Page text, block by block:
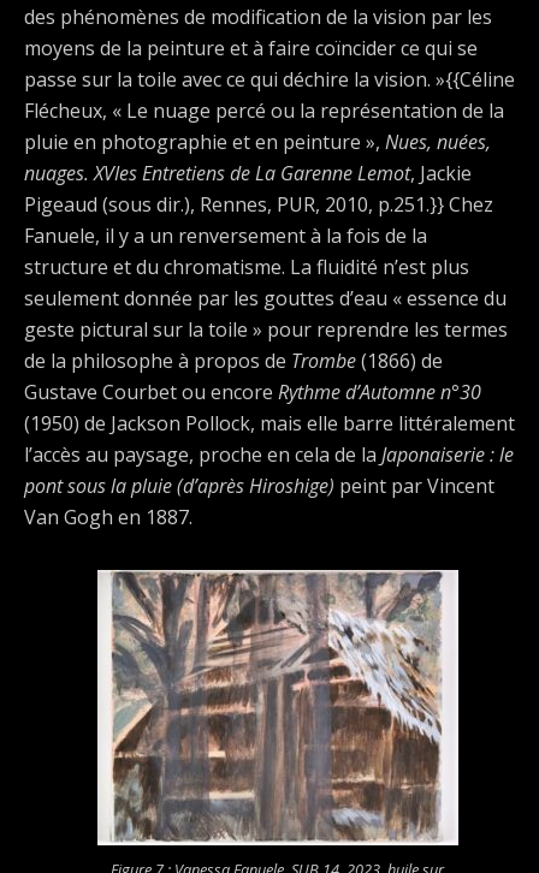
des phénomènes de modification de la vision par les
moyens de la peinture et à faire coïncider ce qui se
passe sur la toile avec ce qui déchire la vision. »{{Céline
Flécheux, « Le nuage percé ou la représentation de la
pluie en photographie et en peinture », Nues, nuées,
nuages. XVIes Entretiens de La Garenne Lemot, Jackie
Pigeaud (sous dir.), Rennes, PUR, 2010, p.251.}} Chez
Fanuele, il y a un renversement à la fois de la
structure et du chromatisme. La fluidité n’est plus
seulement donnée par les gouttes d’eau « essence du
geste pictural sur la toile » pour reprendre les termes
de la philosophe à propos de Trombe(1866) de
Gustave Courbet ou encore Rythme d’Automne n°30
(1950) de Jackson Pollock, mais elle barre littéralement
l’accès au paysage, proche en cela de la Japonaiserie : le
pont sous la pluie (d’après Hiroshige) peint par Vincent
Van Gogh en 1887.